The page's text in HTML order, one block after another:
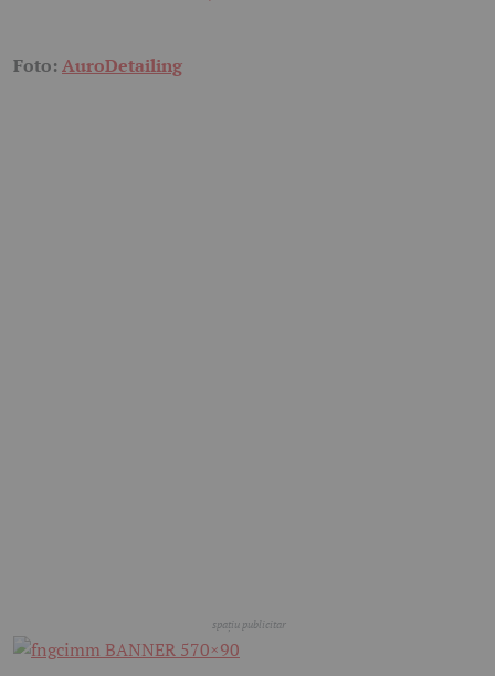
Foto:AuroDetailing